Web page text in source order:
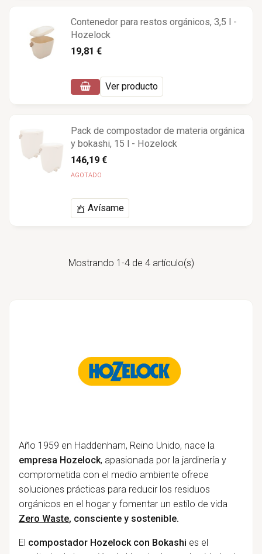
Contenedor para restos orgánicos, 3,5 l -
Hozelock
19,81 €
Ver producto
Pack de compostador de materia orgánica
y bokashi, 15 l - Hozelock
146,19 €
AGOTADO
Avísame
Mostrando 1-4 de 4 artículo(s)
Año 1959 en Haddenham, Reino Unido, nace la
empresa Hozelock, apasionada por la jardinería y
comprometida con el medio ambiente ofrece
soluciones prácticas para reducir los residuos
orgánicos en el hogar y fomentar un estilo de vida
Zero Waste, consciente y sostenible.
El compostador Hozelock con Bokashi es el